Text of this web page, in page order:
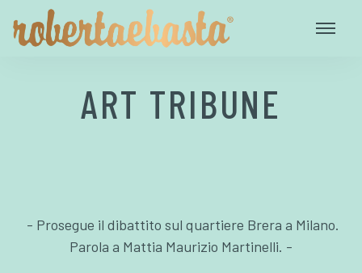
ART TRIBUNE
- Prosegue il dibattito sul quartiere Brera a Milano.
Parola a Mattia Maurizio Martinelli. -